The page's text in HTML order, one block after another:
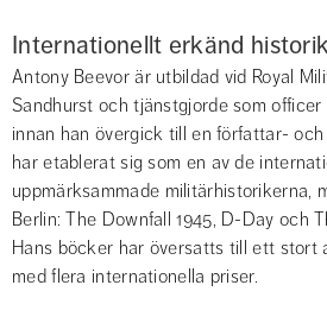
Internationellt erkänd
Antony Beevor är utbildad vid Royal
Sandhurst och tjänstgjorde som
innan han övergick till en författar-
har etablerat sig som en av de
uppmärksammade militärhistorikerna,
Berlin: The Downfall 1945, D-Day och
Hans böcker har översatts till ett stort
med flera internationella priser.